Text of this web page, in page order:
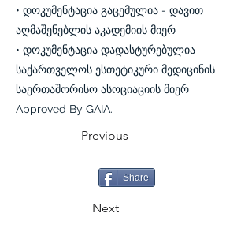
• დოკუმენტაცია გაცემულია - დავით
აღმაშენებლის აკადემიის მიერ
• დოკუმენტაცია დადასტურებულია _
საქართველოს ესთეტიკური მედიცინის
საერთაშორისო ასოციაციის მიერ
Approved By GAIA.
Previous
Share
Next